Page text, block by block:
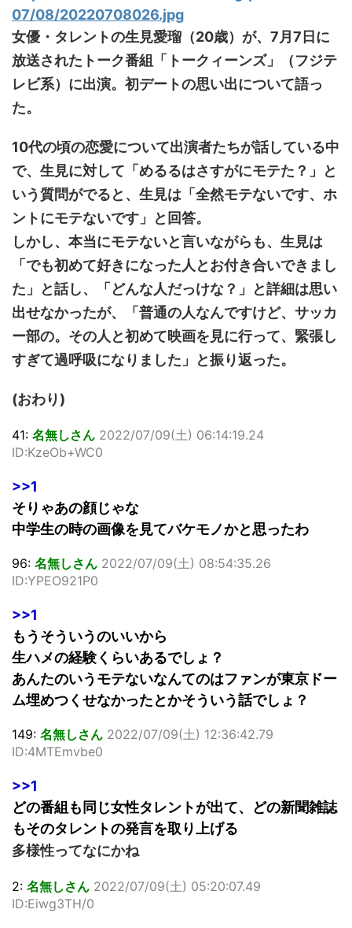
da ...
07/08/20220708026.jpg
女優・タレントの生見愛瑠（20歳）が、7月7日に
放送されたトーク番組「トークィーンズ」（フジテ
レビ系）に出演。初デートの思い出について語っ
た。
10代の頃の恋愛について出演者たちが話している中
で、生見に対して「めるるはさすがにモテた？」と
いう質問がでると、生見は「全然モテないです、ホ
ントにモテないです」と回答。
しかし、本当にモテないと言いながらも、生見は
「でも初めて好きになった人とお付き合いできまし
た」と話し、「どんな人だっけな？」と詳細は思い
出せなかったが、「普通の人なんですけど、サッカ
ー部の。その人と初めて映画を見に行って、緊張し
すぎて過呼吸になりました」と振り返った。
(おわり)
41: 名無しさん 2022/07/09(土) 06:14:19.24
ID:KzeOb+WC0
>>1
そりゃあの顔じゃな
中学生の時の画像を見てバケモノかと思ったわ
96: 名無しさん 2022/07/09(土) 08:54:35.26
ID:YPEO921P0
>>1
もうそういうのいいから
生ハメの経験くらいあるでしょ？
あんたのいうモテないなんてのはファンが東京ドー
ム埋めつくせなかったとかそういう話でしょ？
149: 名無しさん 2022/07/09(土) 12:36:42.79
ID:4MTEmvbe0
>>1
どの番組も同じ女性タレントが出て、どの新聞雑誌
もそのタレントの発言を取り上げる
多様性ってなにかね
2: 名無しさん 2022/07/09(土) 05:20:07.49
ID:Eiwg3TH/0